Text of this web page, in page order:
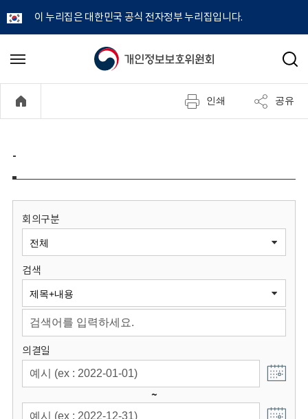
이 누리집은 대한민국 공식 전자정부 누리집입니다.
개
정
보
원
회
메
기
검
인쇄 공유
-
회의구분
검색
의결일
~